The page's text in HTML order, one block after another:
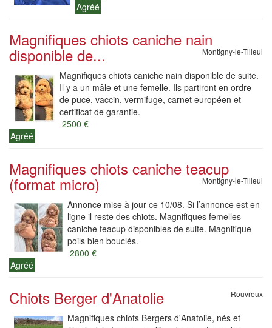
Agréé
Magnifiques chiots caniche nain
disponible de... Montigny-le-Tilleul
Magnifiques chiots caniche nain disponible de suite.
Il y a un mâle et une femelle. Ils partiront en ordre
de puce, vaccin, vermifuge, carnet européen et
certificat de garantie.
2500 €
Agréé
Magnifiques chiots caniche teacup
(format micro) Montigny-le-Tilleul
Annonce mise à jour ce 10/08. Si l’annonce est en
ligne il reste des chiots. Magnifiques femelles
caniche teacup disponibles de suite. Magnifique
poils bien bouclés.
2800 €
Agréé
Chiots Berger d'Anatolie Rouvreux
Magnifiques chiots Bergers d'Anatolie, nés et